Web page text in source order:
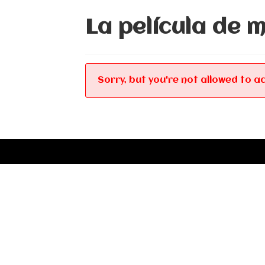
La película de
Sorry, but you're not allowed to